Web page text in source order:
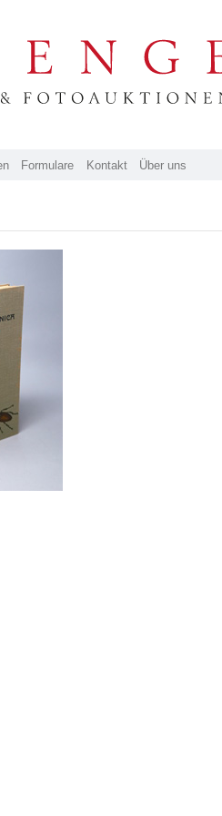
Formulare Kontakt Über uns